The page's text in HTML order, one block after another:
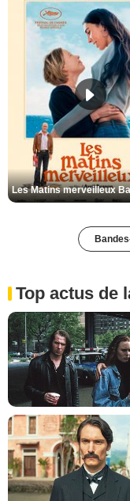
Top actus de